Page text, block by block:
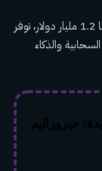
وبموجب شراكة “مشروع نيمبوس” البالغة قيمتها 1.2 مليار دولار، توفر
والذكاء
جيروزاليم